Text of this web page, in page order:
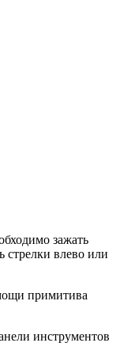
зажать
стрелки влево или
примитива
инструментов